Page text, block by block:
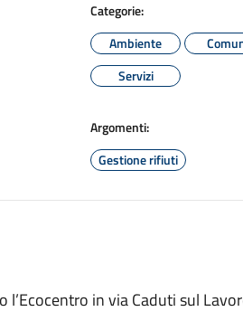
Categorie:
Ambiente
Servizi
Argomenti:
Gestione rifiuti
in via Caduti sul